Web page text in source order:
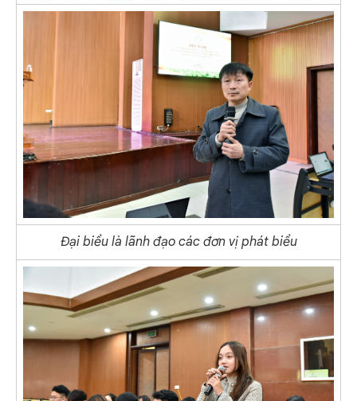
Đại biểu là lãnh đạo các đơn vị phát biểu